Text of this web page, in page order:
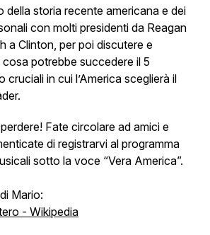
della storia recente americana e dei
con molti presidenti da Reagan
a Clinton, per poi discutere e
potrebbe succedere il 5
cruciali in cui l’America sceglierà il
Fate circolare ad amici e
di registrarvi al programma
sotto la voce “Vera America”.
Mario:
- Wikipedia